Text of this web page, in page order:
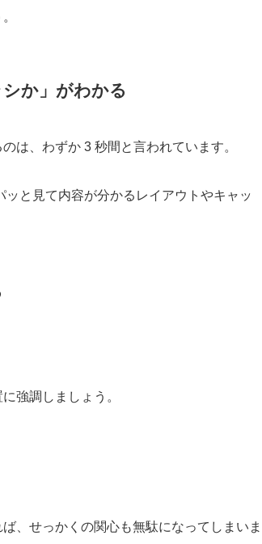
か」がわかる
は、わずか 3 秒間と言われています。
と見て内容が分かるレイアウトやキャッ
強調しましょう。
、せっかくの関心も無駄になってしまいま